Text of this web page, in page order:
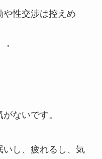
や性交渉は控えめ
ないです。
し、疲れるし、気